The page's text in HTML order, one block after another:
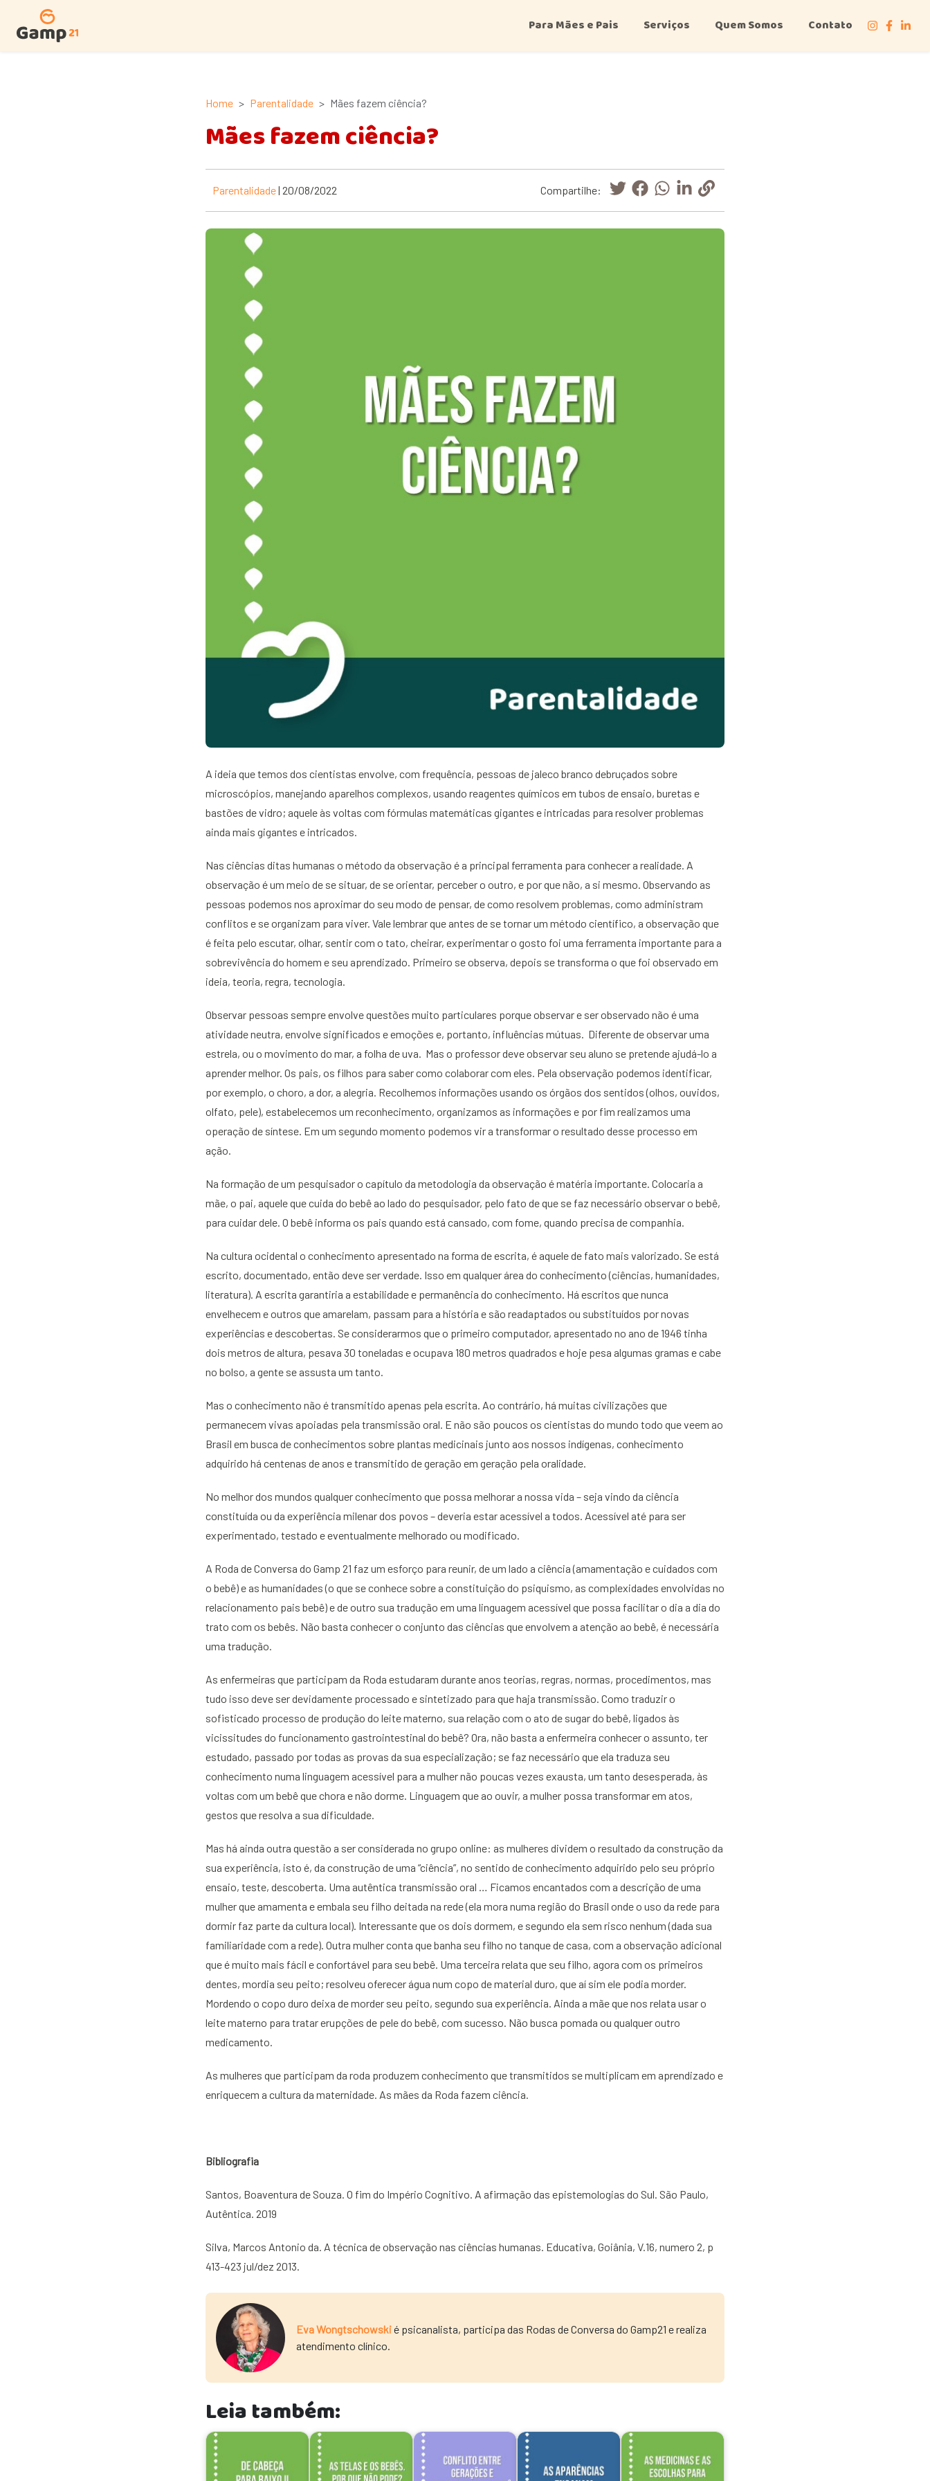
Para Mães e Pais Serviços Quem Somos Contato
Home Parentalidade Mães fazem ciência?
Mães fazem ciência?
Parentalidade| 20/08/2022 Compartilhe:
A ideia que temos dos cientistas envolve, com frequência, pessoas de jaleco branco debruçados sobre
microscópios, manejando aparelhos complexos, usando reagentes químicos em tubos de ensaio, buretas e
bastões de vidro; aquele às voltas com fórmulas matemáticas gigantes e intricadas para resolver problemas
ainda mais gigantes e intricados.
Nas ciências ditas humanas o método da observação é a principal ferramenta para conhecer a realidade. A
observação é um meio de se situar, de se orientar, perceber o outro, e por que não, a si mesmo. Observando as
pessoas podemos nos aproximar do seu modo de pensar, de como resolvem problemas, como administram
conflitos e se organizam para viver. Vale lembrar que antes de se tornar um método científico, a observação que
é feita pelo escutar, olhar, sentir com o tato, cheirar, experimentar o gosto foi uma ferramenta importante para a
sobrevivência do homem e seu aprendizado. Primeiro se observa, depois se transforma o que foi observado em
ideia, teoria, regra, tecnologia.
Observar pessoas sempre envolve questões muito particulares porque observar e ser observado não é uma
atividade neutra, envolve significados e emoções e, portanto, influências mútuas. Diferente de observar uma
estrela, ou o movimento do mar, a folha de uva. Mas o professor deve observar seu aluno se pretende ajudá-lo a
aprender melhor. Os pais, os filhos para saber como colaborar com eles. Pela observação podemos identificar,
por exemplo, o choro, a dor, a alegria. Recolhemos informações usando os órgãos dos sentidos (olhos, ouvidos,
olfato, pele), estabelecemos um reconhecimento, organizamos as informações e por fim realizamos uma
operação de síntese. Em um segundo momento podemos vir a transformar o resultado desse processo em
ação.
Na formação de um pesquisador o capítulo da metodologia da observação é matéria importante. Colocaria a
mãe, o pai, aquele que cuida do bebê ao lado do pesquisador, pelo fato de que se faz necessário observar o bebê,
para cuidar dele. O bebê informa os pais quando está cansado, com fome, quando precisa de companhia.
Na cultura ocidental o conhecimento apresentado na forma de escrita, é aquele de fato mais valorizado. Se está
escrito, documentado, então deve ser verdade. Isso em qualquer área do conhecimento (ciências, humanidades,
literatura). A escrita garantiria a estabilidade e permanência do conhecimento. Há escritos que nunca
envelhecem e outros que amarelam, passam para a história e são readaptados ou substituídos por novas
experiências e descobertas. Se considerarmos que o primeiro computador, apresentado no ano de 1946 tinha
dois metros de altura, pesava 30 toneladas e ocupava 180 metros quadrados e hoje pesa algumas gramas e cabe
no bolso, a gente se assusta um tanto.
Mas o conhecimento não é transmitido apenas pela escrita. Ao contrário, há muitas civilizações que
permanecem vivas apoiadas pela transmissão oral. E não são poucos os cientistas do mundo todo que veem ao
Brasil em busca de conhecimentos sobre plantas medicinais junto aos nossos indígenas, conhecimento
adquirido há centenas de anos e transmitido de geração em geração pela oralidade.
No melhor dos mundos qualquer conhecimento que possa melhorar a nossa vida – seja vindo da ciência
constituída ou da experiência milenar dos povos – deveria estar acessível a todos. Acessível até para ser
experimentado, testado e eventualmente melhorado ou modificado.
A Roda de Conversa do Gamp 21 faz um esforço para reunir, de um lado a ciência (amamentação e cuidados com
o bebê) e as humanidades (o que se conhece sobre a constituição do psiquismo, as complexidades envolvidas no
relacionamento pais bebê) e de outro sua tradução em uma linguagem acessível que possa facilitar o dia a dia do
trato com os bebês. Não basta conhecer o conjunto das ciências que envolvem a atenção ao bebê, é necessária
uma tradução.
As enfermeiras que participam da Roda estudaram durante anos teorias, regras, normas, procedimentos, mas
tudo isso deve ser devidamente processado e sintetizado para que haja transmissão. Como traduzir o
sofisticado processo de produção do leite materno, sua relação com o ato de sugar do bebê, ligados às
vicissitudes do funcionamento gastrointestinal do bebê? Ora, não basta a enfermeira conhecer o assunto, ter
estudado, passado por todas as provas da sua especialização; se faz necessário que ela traduza seu
conhecimento numa linguagem acessível para a mulher não poucas vezes exausta, um tanto desesperada, às
voltas com um bebê que chora e não dorme. Linguagem que ao ouvir, a mulher possa transformar em atos,
gestos que resolva a sua dificuldade.
Mas há ainda outra questão a ser considerada no grupo online: as mulheres dividem o resultado da construção da
sua experiência, isto é, da construção de uma “ciência”, no sentido de conhecimento adquirido pelo seu próprio
ensaio, teste, descoberta. Uma autêntica transmissão oral … Ficamos encantados com a descrição de uma
mulher que amamenta e embala seu filho deitada na rede (ela mora numa região do Brasil onde o uso da rede para
dormir faz parte da cultura local). Interessante que os dois dormem, e segundo ela sem risco nenhum (dada sua
familiaridade com a rede). Outra mulher conta que banha seu filho no tanque de casa, com a observação adicional
que é muito mais fácil e confortável para seu bebê. Uma terceira relata que seu filho, agora com os primeiros
dentes, mordia seu peito; resolveu oferecer água num copo de material duro, que aí sim ele podia morder.
Mordendo o copo duro deixa de morder seu peito, segundo sua experiência. Ainda a mãe que nos relata usar o
leite materno para tratar erupções de pele do bebê, com sucesso. Não busca pomada ou qualquer outro
medicamento.
As mulheres que participam da roda produzem conhecimento que transmitidos se multiplicam em aprendizado e
enriquecem a cultura da maternidade. As mães da Roda fazem ciência.
Bibliografia
Santos, Boaventura de Souza. O fim do Império Cognitivo. A afirmação das epistemologias do Sul. São Paulo,
Autêntica. 2019
Silva, Marcos Antonio da. A técnica de observação nas ciências humanas. Educativa, Goiânia, V.16, numero 2, p
413-423 jul/dez 2013.
Eva Wongtschowskié psicanalista, participa das Rodas de Conversa do Gamp21 e realiza
atendimento clínico.
Leia também: